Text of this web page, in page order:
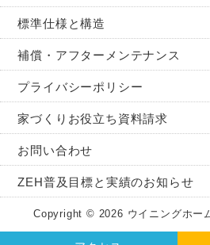
標準仕様と構造
補償・アフターメンテナンス
プライバシーポリシー
家づくりお役立ち資料請求
お問い合わせ
ZEH普及目標と実績のお知らせ
Copyright © 2026 ウイニングホー